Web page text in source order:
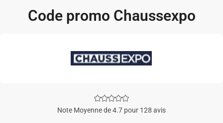
Code promo Chaussexpo
Note Moyenne de 4.7 pour 128 avis